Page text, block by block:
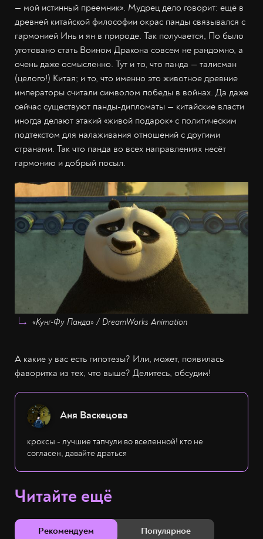
— мой истинный преемник». Мудрец дело говорит: ещё в
древней китайской философии окрас панды связывался с
гармонией Инь и ян в природе. Так получается, По было
уготовано стать Воином Дракона совсем не рандомно, а
очень даже осмысленно. Тут и то, что панда — талисман
(целого!) Китая; и то, что именно это животное древние
императоры считали символом победы в войнах. Да даже
сейчас существуют панды-дипломаты — китайские власти
иногда делают этакий «живой подарок» с политическим
подтекстом для налаживания отношений с другими
странами. Так что панда во всех направлениях несёт
гармонию и добрый посыл.
«Кунг-Фу Панда» / DreamWorks Animation
А какие у вас есть гипотезы? Или, может, появилась
фаворитка из тех, что выше? Делитесь, обсудим!
Аня Васкецова
кроксы - лучшие тапчули во вселенной! кто не
согласен, давайте драться
Читайте ещё
Рекомендуем Популярное